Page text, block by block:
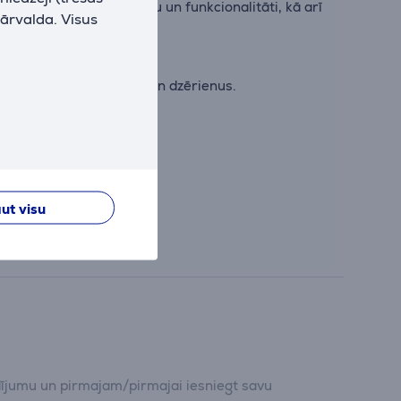
Visus
visu
apvieno skaistumu un funkcionalitāti, kā arī
uzglabātu ēdienu un dzērienus.
pa kreisi, vai pa labi.
un pirmajam/pirmajai iesniegt savu